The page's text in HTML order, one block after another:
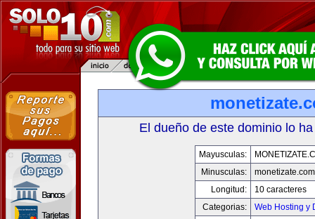
El dueño de este dominio lo
Mayusculas:
Minusculas:
monetizate.com
Longitud:
10 caracteres
Categorias:
Web Hosting y